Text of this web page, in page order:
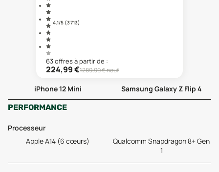
4.1/5 (3 713)
63offresà partir de :
224,99€1289,99€ neuf
iPhone 12 Mini
Samsung Galaxy Z Flip 4
PERFORMANCE
Processeur
Apple A14 (6 cœurs)
Qualcomm Snapdragon 8+ Gen
1